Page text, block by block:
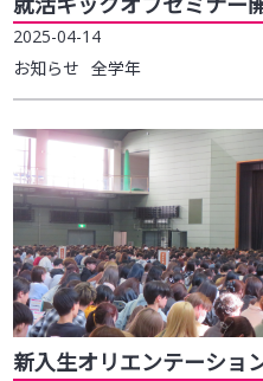
2025-04-14
お知らせ 全学年
新入生オリエンテーショ